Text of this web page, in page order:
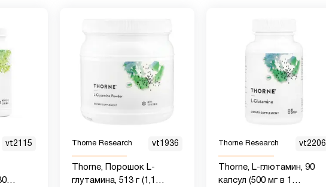
vt2115 Thorne Research vt1936
Thorne, Порошок L-
глутамина, 513 г (1,1
Thorne Research vt2206
Thorne, L-глютамин, 90
капсул (500 мг в 1